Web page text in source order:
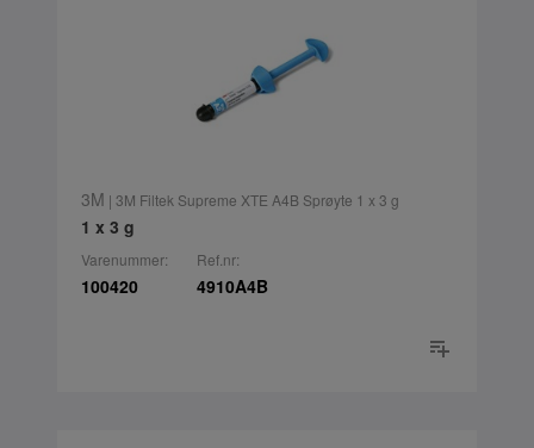
3M | 3M Filtek Supreme XTE A4B Sprøyte 1 x 3 g
1 x 3 g
Varenummer:
100420
Ref.nr:
4910A4B